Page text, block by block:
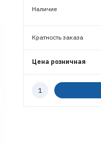
Наличие
Кратность заказа
Цена розничная
Количество